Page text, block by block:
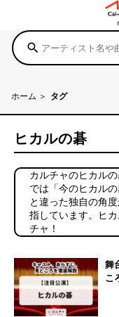
search
ホーム タグ
ヒカルの碁
カルチャのヒカル
では「今のヒカル
と違った独自の角
指しています。ヒ
チャ！
舞
こ